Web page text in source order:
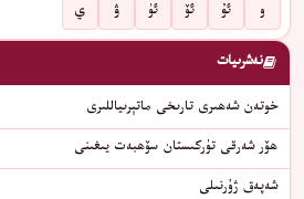
و
ئۇ ئۆ ئۈ ۋ ي
نەشرىيات
خوتەن شەھىرى تارىخى ماتېرىياللىرى
ھۆر شەرقى تۈركىستان سۆھبەت يىغىنى
شەپەق ژۇرنىلى